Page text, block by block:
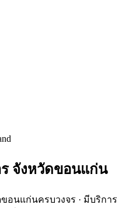
จังหวัดขอนแก่น
อนแก่นครบวงจร · มีบริการ